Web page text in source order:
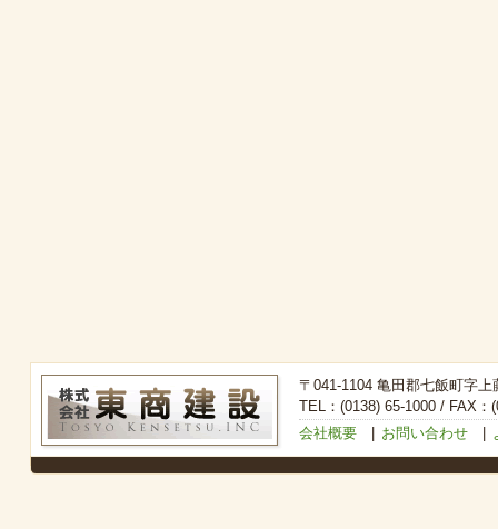
〒041-1104 亀田郡七飯町字上
TEL：(0138) 65-1000 / FAX：
会社概要| お問い合わせ|